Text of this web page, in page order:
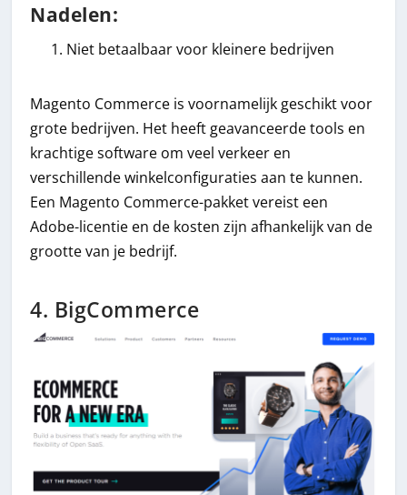
Nadelen:
Niet betaalbaar voor kleinere bedrijven
Magento Commerce is voornamelijk geschikt voor
grote bedrijven. Het heeft geavanceerde tools en
krachtige software om veel verkeer en
verschillende winkelconfiguraties aan te kunnen.
Een Magento Commerce-pakket vereist een
Adobe-licentie en de kosten zijn afhankelijk van de
grootte van je bedrijf.
4. BigCommerce